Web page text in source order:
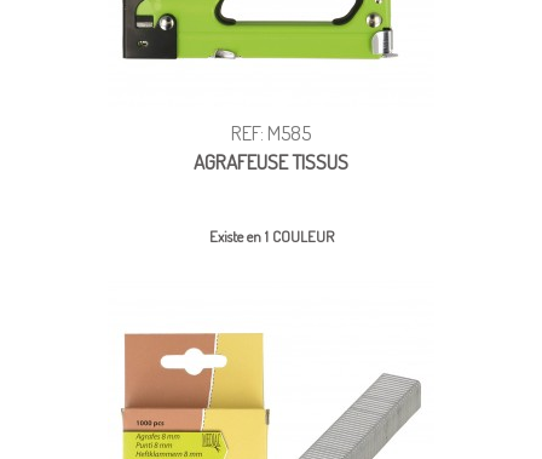
REF: M585
AGRAFEUSE TISSUS
Existe en 1 COULEUR